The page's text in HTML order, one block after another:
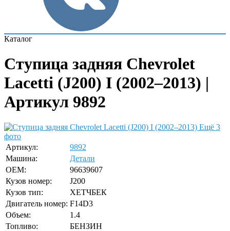
Каталог
Ступица задняя Chevrolet
Lacetti (J200) I (2002–2013) |
Артикул 9892
Ещё 3
фото
Артикул:
9892
Машина:
Детали
OEM:
96639607
Кузов номер:
J200
Кузов тип:
ХЕТЧБЕК
Двигатель номер: F14D3
Объем:
1.4
Топливо:
БЕНЗИН